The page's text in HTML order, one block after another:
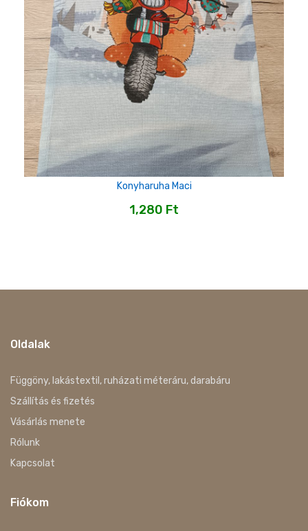
Konyharuha Maci
1,280 Ft
Oldalak
Függöny, lakástextil, ruházati méteráru, darabáru
Szállítás és fizetés
Vásárlás menete
Rólunk
Kapcsolat
Fiókom